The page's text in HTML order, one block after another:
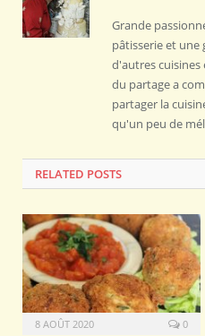
Grande
pâtisserie et une
d'autres
du partage a
partager la
qu'un peu de
RELATED POSTS
8 AOÛT 2020 0